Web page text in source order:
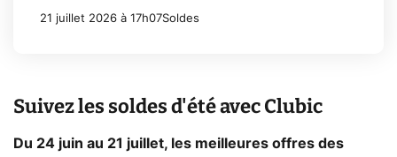
21 juillet 2026 à 17h07Soldes
Suivez les soldes d'été avec Clubic
Du 24 juin au 21 juillet, les meilleures offres des